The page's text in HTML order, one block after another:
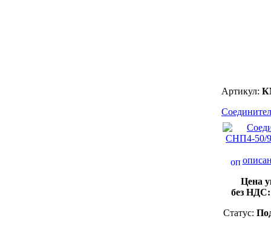
Артикул:
Цена
без
Статус: